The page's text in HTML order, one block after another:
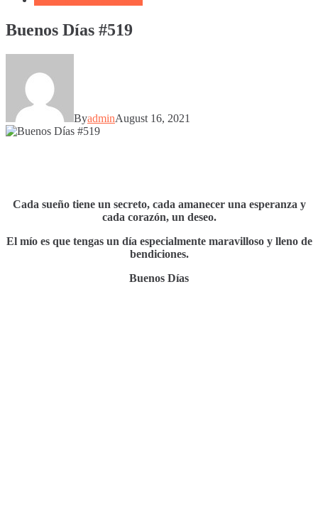
Buenos Días #519
ByadminAugust 16, 2021
Cada sueño tiene un secreto, cada amanecer una esperanza y
cada corazón, un deseo.
El mío es que tengas un día especialmente maravilloso y lleno de
bendiciones.
Buenos Días